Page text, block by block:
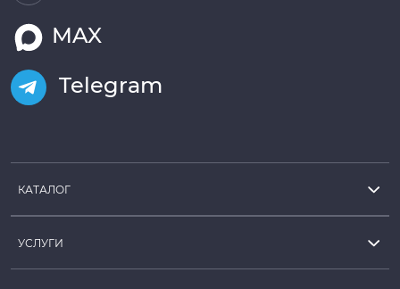
MAX
Telegram
КАТАЛОГ
УСЛУГИ